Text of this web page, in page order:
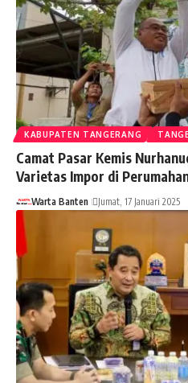
KABUPATEN TANGERANG
Camat Pasar Kemis
Varietas Impor di
Warta Banten Jumat, 17 Januari 2025